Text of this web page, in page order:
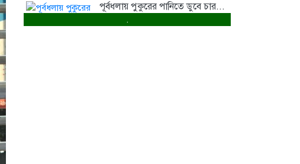
পূর্বধলায় পুকুরের পানিতে ডুবে চার...
1 week আগে
.